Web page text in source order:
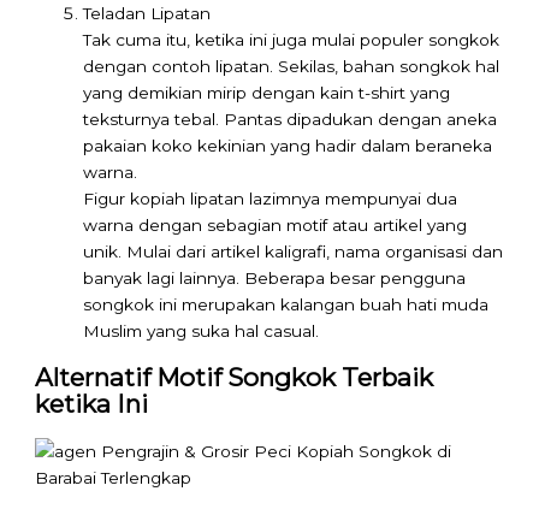
Teladan Lipatan
Tak cuma itu, ketika ini juga mulai populer songkok
dengan contoh lipatan. Sekilas, bahan songkok hal
yang demikian mirip dengan kain t-shirt yang
teksturnya tebal. Pantas dipadukan dengan aneka
pakaian koko kekinian yang hadir dalam beraneka
warna.
Figur kopiah lipatan lazimnya mempunyai dua
warna dengan sebagian motif atau artikel yang
unik. Mulai dari artikel kaligrafi, nama organisasi dan
banyak lagi lainnya. Beberapa besar pengguna
songkok ini merupakan kalangan buah hati muda
Muslim yang suka hal casual.
Alternatif Motif Songkok Terbaik
ketika Ini